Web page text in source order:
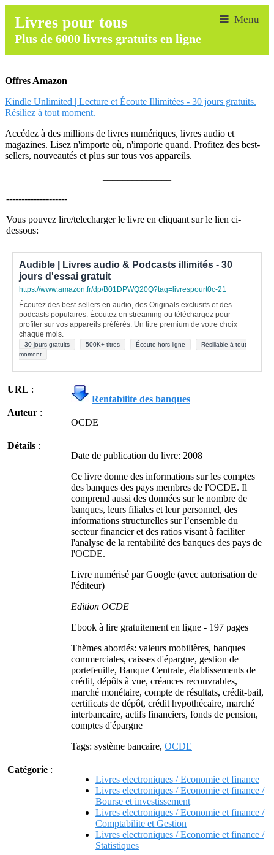
Livres pour tous
Plus de 6000 livres gratuits en ligne
Offres Amazon
Kindle Unlimited | Lecture et Écoute Illimitées - 30 jours gratuits.
Résiliez à tout moment.
Accédez à des millions de livres numériques, livres audio et
magazines. Lisez n'importe où, n'importe quand. Profitez des best-
sellers, nouveautés et plus sur tous vos appareils.
--------------------
Vous pouvez lire/telecharger le livre en cliquant sur le lien ci-
dessous:
Audible | Livres audio & Podcasts illimités - 30
jours d'essai gratuit
https://www.amazon.fr/dp/B01DPWQ20Q?tag=livrespourt0c-21
Écoutez des best-sellers en audio, des Originals exclusifs et des
podcasts populaires. Écoutez en streaming ou téléchargez pour
profiter sur vos appareils préférés. Un titre premium de votre choix
chaque mois.
30 jours gratuits 500K+ titres Écoute hors ligne
Résiliable à tout
moment
URL :
Rentabilite des banques
Auteur :
OCDE
Détails :
Date de publication du livre: 2008
Ce livre donne des informations sur les comptes
des banques des pays membres de l'OCDE. Il
comprend aussi des données sur le nombre de
banques, leurs filiales et leur personnel, des
informations structurelles sur l’ensemble du
secteur financier et des ratios visant à faciliter
l'analyse de la rentabilité des banques des pays de
l'OCDE.
Livre numérisé par Google (avec autorisation de
l'éditeur)
Edition OCDE
Ebook à lire gratuitement en ligne - 197 pages
Thèmes abordés: valeurs mobilières, banques
commerciales, caisses d'épargne, gestion de
portefeuille, Banque Centrale, établissements de
crédit, dépôts à vue, créances recouvrables,
marché monétaire, compte de résultats, crédit-bail,
certificats de dépôt, crédit hypothécaire, marché
interbancaire, actifs financiers, fonds de pension,
comptes d'épargne
Tags: système bancaire, OCDE
Catégorie :
Livres electroniques / Economie et finance
Livres electroniques / Economie et finance /
Bourse et investissement
Livres electroniques / Economie et finance /
Comptabilite et Gestion
Livres electroniques / Economie et finance /
Statistiques